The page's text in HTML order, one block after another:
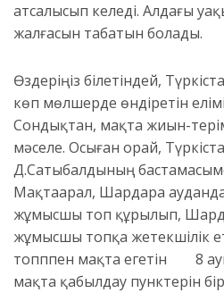
атсалысып келеді. Алдағы
жалғасын табатын болады.
Өздеріңіз білетіндей,
көп мөлшерде өндіретін
Сондықтан, мақта жиын-
мәселе. Осыған орай,
Д.Сатыбалдының
Мақтаарал, Шардара
жұмысшы топ құрылып,
жұмысшы топқа жетекшілік
топппен мақта егетін 8
мақта қабылдау пунктерін